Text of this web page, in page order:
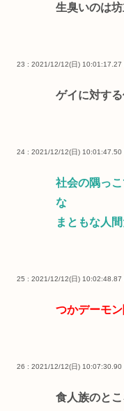
生臭いのは
23 : 2021/12/12(日) 10:01:17.27
ゲイに対す
24 : 2021/12/12(日) 10:01:47.50
社会の隅っ
な
まともな人
25 : 2021/12/12(日) 10:02:48.87
つかデーモ
26 : 2021/12/12(日) 10:07:30.90
食人族のと